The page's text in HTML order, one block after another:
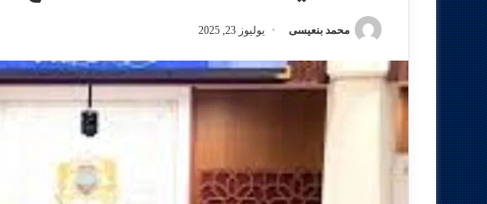
محمد بنعيسى يوليوز 23, 2025